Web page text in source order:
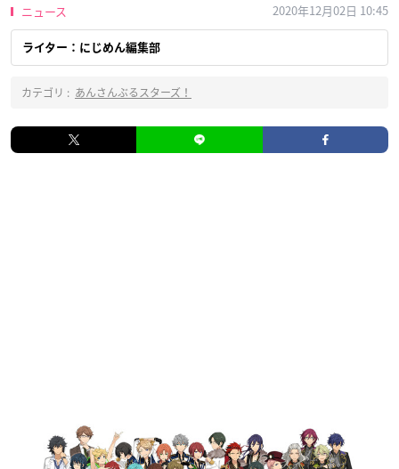
ニュース 2020年12月02日 10:45
ライター：にじめん編集部
カテゴリ : あんさんぶるスターズ！